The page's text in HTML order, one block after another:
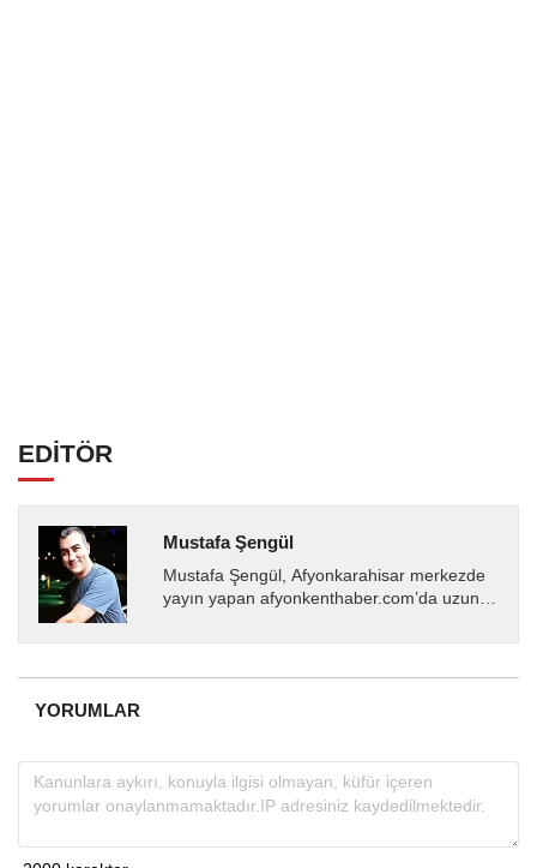
EDİTÖR
Mustafa Şengül
Mustafa Şengül, Afyonkarahisar merkezde
yayın yapan afyonkenthaber.com’da uzun
almakta, haber akışı...
YORUMLAR